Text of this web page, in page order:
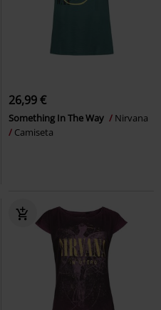
26,99 €
Something In The Way
Nirvana
Camiseta